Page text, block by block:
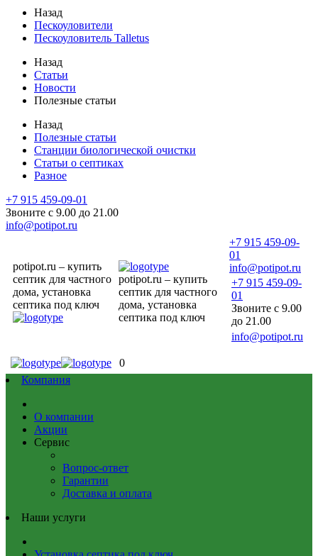
Назад
Пескоуловители
Пескоуловитель Talletus
Назад
Статьи
Новости
Полезные статьи
Назад
Полезные статьи
Станции биологической очистки
Статьи о септиках
Разное
+7 915 459-09-01
Звоните с 9.00 до 21.00
info@potipot.ru
potipot.ru – купить
септик для частного
дома, установка
септика под ключ
potipot.ru – купить
септик для частного
дома, установка
септика под ключ
+7 915 459-09-
01
info@potipot.ru
+7 915 459-09-
01
Звоните с 9.00
до 21.00
info@potipot.ru
0
Компания
О компании
Акции
Сервис
Вопрос-ответ
Гарантии
Доставка и оплата
Наши услуги